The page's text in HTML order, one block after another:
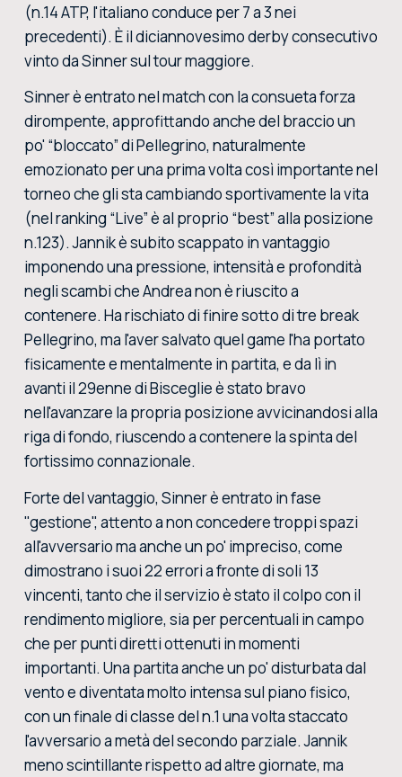
(n.14 ATP, l'italiano conduce per 7 a 3 nei
precedenti). È il diciannovesimo derby consecutivo
vinto da Sinner sul tour maggiore.
Sinner è entrato nel match con la consueta forza
dirompente, approfittando anche del braccio un
po' “bloccato” di Pellegrino, naturalmente
emozionato per una prima volta così importante nel
torneo che gli sta cambiando sportivamente la vita
(nel ranking “Live” è al proprio “best” alla posizione
n.123). Jannik è subito scappato in vantaggio
imponendo una pressione, intensità e profondità
negli scambi che Andrea non è riuscito a
contenere. Ha rischiato di finire sotto di tre break
Pellegrino, ma l'aver salvato quel game l'ha portato
fisicamente e mentalmente in partita, e da lì in
avanti il 29enne di Bisceglie è stato bravo
nell'avanzare la propria posizione avvicinandosi alla
riga di fondo, riuscendo a contenere la spinta del
fortissimo connazionale.
Forte del vantaggio, Sinner è entrato in fase
"gestione", attento a non concedere troppi spazi
all'avversario ma anche un po' impreciso, come
dimostrano i suoi 22 errori a fronte di soli 13
vincenti, tanto che il servizio è stato il colpo con il
rendimento migliore, sia per percentuali in campo
che per punti diretti ottenuti in momenti
importanti. Una partita anche un po' disturbata dal
vento e diventata molto intensa sul piano fisico,
con un finale di classe del n.1 una volta staccato
l'avversario a metà del secondo parziale. Jannik
meno scintillante rispetto ad altre giornate, ma